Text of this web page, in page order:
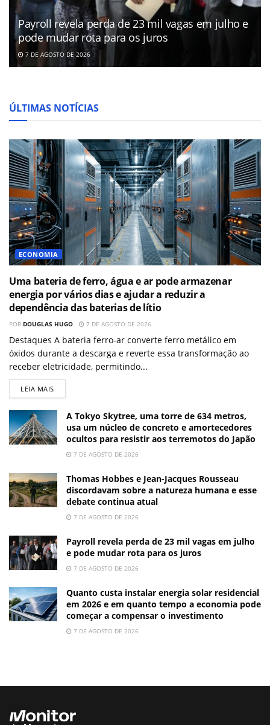
Payroll revela perda de 23 mil vagas em julho e
pode mudar rota para os juros
7 DE AGOSTO DE 2026
ÚLTIMAS NOTÍCIAS
ECONOMIA
Uma bateria de ferro, água e ar pode armazenar
energia por vários dias e ajudar a reduzir a
dependência das baterias de lítio
POR DOUGLAS HUGO 7 DE AGOSTO DE 2026
Destaques A bateria ferro-ar converte ferro metálico em
óxidos durante a descarga e reverte essa transformação ao
receber eletricidade, permitindo...
LEIA MAIS
A Tokyo Skytree, uma torre de 634 metros,
usa um núcleo de concreto e amortecedores
ocultos para resistir aos terremotos do Japão
7 DE AGOSTO DE 2026
Thomas Hobbes e Jean-Jacques Rousseau
discordavam sobre a natureza humana e esse
debate continua atual
7 DE AGOSTO DE 2026
Payroll revela perda de 23 mil vagas em julho
e pode mudar rota para os juros
7 DE AGOSTO DE 2026
Quanto custa instalar energia solar residencial
em 2026 e em quanto tempo a economia pode
começar a compensar o investimento
7 DE AGOSTO DE 2026